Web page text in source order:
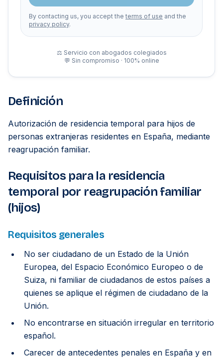
By contacting us, you accept the terms of use and the
privacy policy.
⚖️ Servicio con abogados colegiados
💬 Sin compromiso · 100% online
Definición
Autorización de residencia temporal para hijos de
personas extranjeras residentes en España, mediante
reagrupación familiar.
Requisitos para la residencia
temporal por reagrupación familiar
(hijos)
Requisitos generales
No ser ciudadano de un Estado de la Unión
Europea, del Espacio Económico Europeo o de
Suiza, ni familiar de ciudadanos de estos países a
quienes se aplique el régimen de ciudadano de la
Unión.
No encontrarse en situación irregular en territorio
español.
Carecer de antecedentes penales en España y en